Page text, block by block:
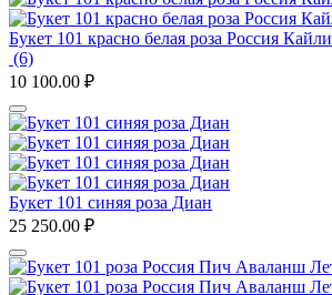
Букет 101 красно белая роза Россия Кайли
(6)
10 100.00 ₽
Букет 101 синяя роза Диан
25 250.00 ₽